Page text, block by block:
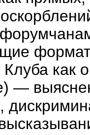
как
—